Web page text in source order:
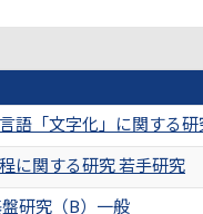
語「文字化」に関する
に関する研究 若手研究
研究（B）一般